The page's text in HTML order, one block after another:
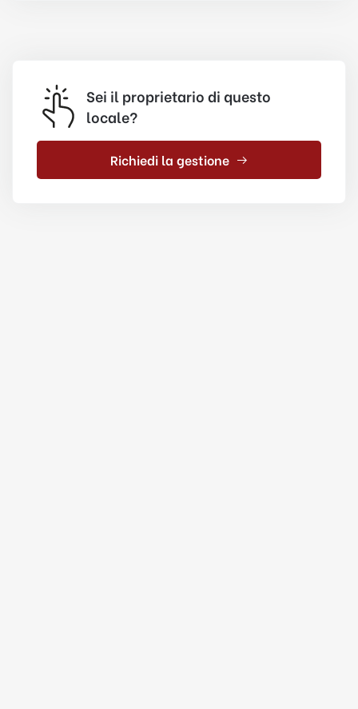
Sei il proprietario di questo
locale?
Richiedi la gestione